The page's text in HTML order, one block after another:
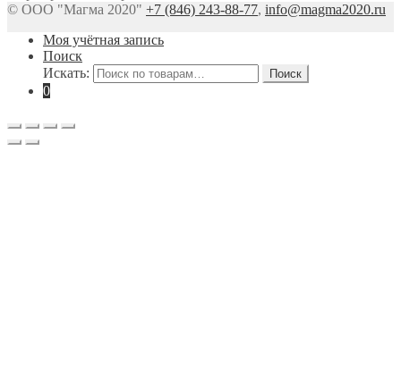
© ООО "Магма 2020" +7 (846) 243-88-77, info@magma2020.ru
Моя учётная запись
Поиск
Искать:
Поиск
0